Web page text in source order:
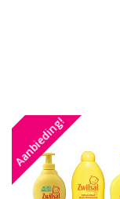
Aanbieding!